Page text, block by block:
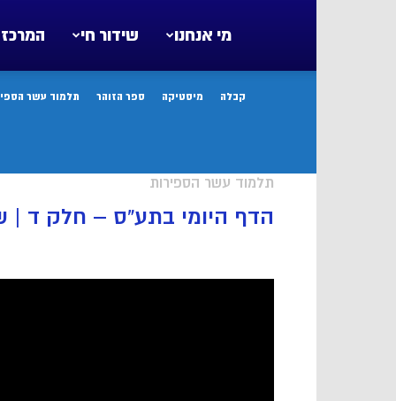
המרכז שידור חי מי אנחנו
קבלה מיסטיקה ספר הזוהר תלמוד עשר
תלמוד עשר הספירות
הדף היומי בתע”ס – חלק ד | שיעור 29 עמודים